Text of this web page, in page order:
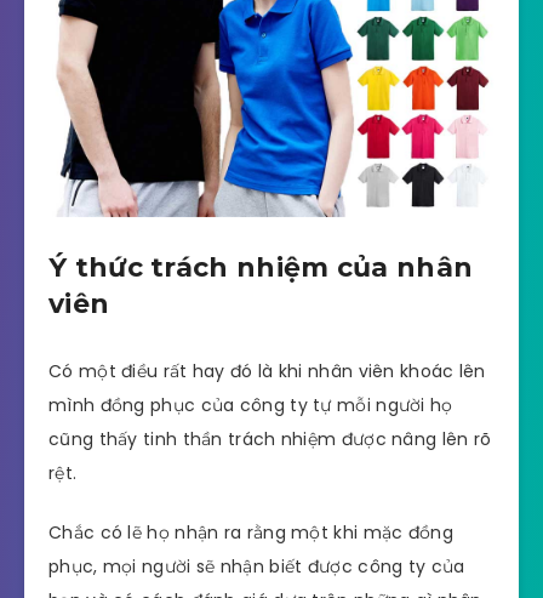
Ý thức trách nhiệm của nhân
viên
Có một điều rất hay đó là khi nhân viên khoác lên
mình đồng phục của công ty tự mỗi người họ
cũng thấy tinh thần trách nhiệm được nâng lên rõ
rệt.
Chắc có lẽ họ nhận ra rằng một khi mặc đồng
phục, mọi người sẽ nhận biết được công ty của